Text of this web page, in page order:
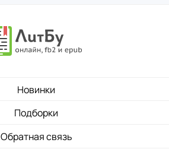
Новинки
Подборки
Обратная связь